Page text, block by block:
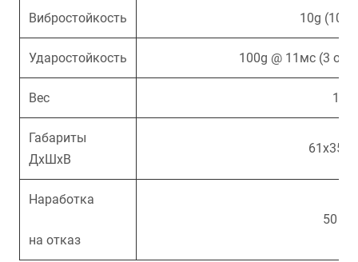
Вибростойкость 10g (10-
Ударостойкость 100g @ 11мс (3
Вес 135
Габариты
ДхШхВ
Наработка
на отказ
50